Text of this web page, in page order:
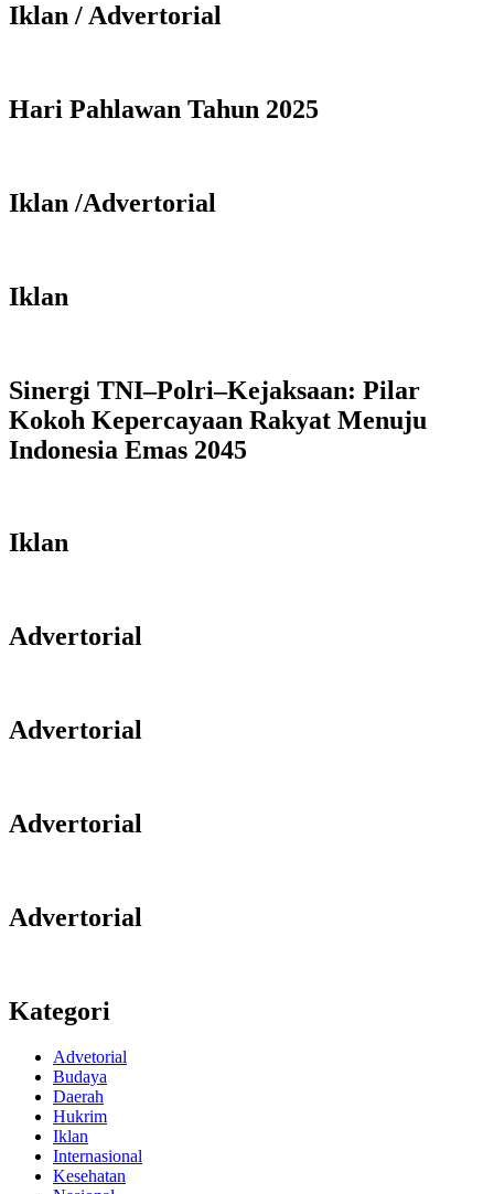
Iklan / Advertorial
Hari Pahlawan Tahun 2025
Iklan /Advertorial
Iklan
Sinergi TNI–Polri–Kejaksaan: Pilar
Kokoh Kepercayaan Rakyat Menuju
Indonesia Emas 2045
Iklan
Advertorial
Advertorial
Advertorial
Advertorial
Kategori
Advetorial
Budaya
Daerah
Hukrim
Iklan
Internasional
Kesehatan